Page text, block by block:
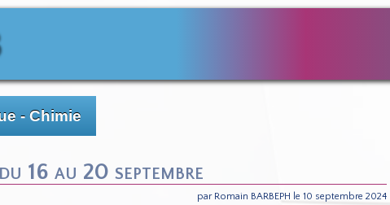
- Chimie
16 au 20 septembre
par Romain BARBEPH le 10 septembre 2024